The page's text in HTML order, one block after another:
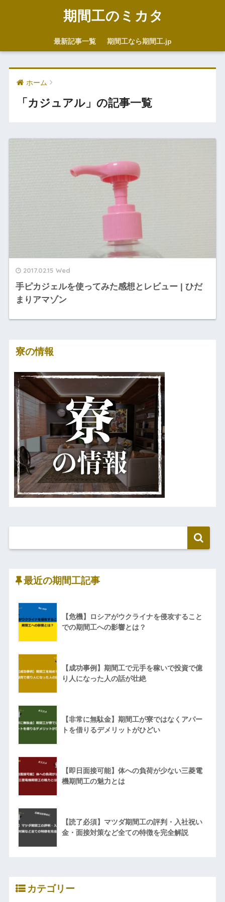
期間工のミカタ
最新記事一覧 期間工なら期間工.jp
ホーム
「カジュアル」の記事一覧
2017.02.15 Wed
手ピカジェルを使ってみた感想とレビュー | ひだ
まりアマゾン
寮の情報
最近の期間工記事
【危機】ロシアがウクライナを侵攻すること
での期間工への影響とは？
【成功事例】期間工で元手を稼いで投資で億
り人になった人の話が壮絶
【非常に無駄金】期間工が寮ではなくアパー
トを借りるデメリットがひどい
【即日面接可能】体への負荷が少ない三菱電
機期間工の魅力とは
【読了必須】マツダ期間工の評判・入社祝い
金・面接対策など全ての特徴を完全解説
カテゴリー